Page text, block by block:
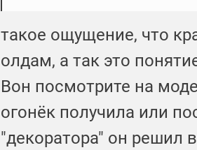
такое ощущение, что
олдам, а так это
Вон посмотрите на
огонёк получила или
"декоратора" он решил